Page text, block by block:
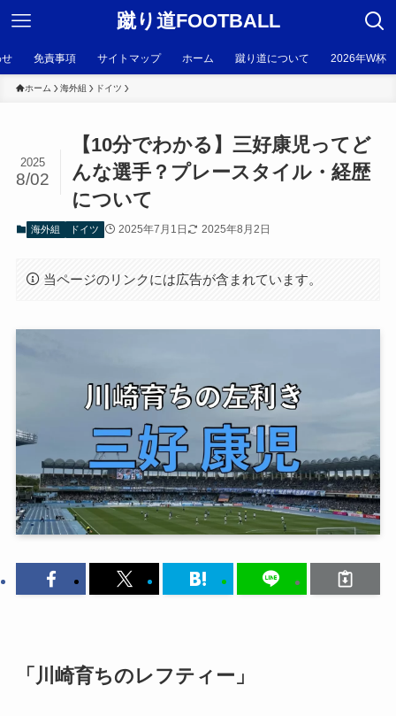
蹴り道FOOTBALL
免責事項 サイトマップ ホーム 蹴り道について 2026年W杯
ホーム 海外組 ドイツ
【10分でわかる】三好康児ってど
んな選手？プレースタイル・経歴
について
2025
8/02
海外組 ドイツ 2025年7月1日 2025年8月2日
当ページのリンクには広告が含まれています。
「川崎育ちのレフティー」